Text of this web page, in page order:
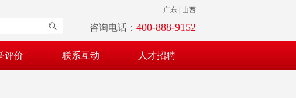
广东 | 山西
咨询电话： 400-888-9152
评价 联系互动 人才招聘